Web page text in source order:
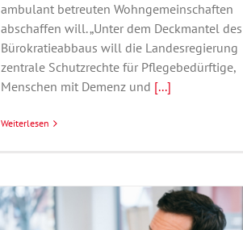
ambulant betreuten Wohngemeinschaften
abschaffen will. „Unter dem Deckmantel des
Bürokratieabbaus will die Landesregierung
zentrale Schutzrechte für Pflegebedürftige,
Menschen mit Demenz und [...]
Weiterlesen